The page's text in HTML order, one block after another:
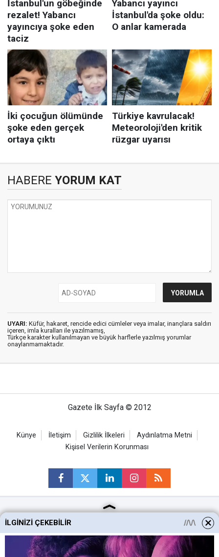
HABERE YORUM KAT
UYARI: Küfür, hakaret, rencide edici cümleler veya imalar, inançlara saldırı
içeren, imla kuralları ile yazılmamış,
Türkçe karakter kullanılmayan ve büyük harflerle yazılmış yorumlar
onaylanmamaktadır.
Gazete İlk Sayfa © 2012
Künye İletişim Gizlilik İlkeleri
Aydınlatma Metni
Kişisel Verilerin Korunması
Ankara Haberleri
Keçiören Haberleri
Altındağ Haberleri
İLGINIZI ÇEKEBILIR